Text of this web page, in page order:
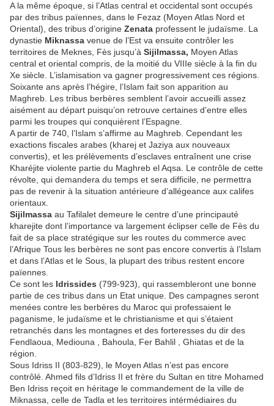
A la même époque, si l’Atlas central et occidental sont occupés
par des tribus païennes, dans le Fezaz (Moyen Atlas Nord et
Oriental), des tribus d’origine Zenata professent le judaïsme. La
dynastie Miknassa venue de l’Est va ensuite contrôler les
territoires de Meknes, Fès jusqu’à Sijilmassa, Moyen Atlas
central et oriental compris, de la moitié du VIIIe siècle à la fin du
Xe siècle. L’islamisation va gagner progressivement ces régions.
Soixante ans après l’hégire, l’Islam fait son apparition au
Maghreb. Les tribus berbères semblent l’avoir accueilli assez
aisément au départ puisqu’on retrouve certaines d’entre elles
parmi les troupes qui conquièrent l’Espagne.
A partir de 740, l’Islam s’affirme au Maghreb. Cependant les
exactions fiscales arabes (kharej et Jaziya aux nouveaux
convertis), et les prélèvements d’esclaves entraînent une crise
Kharéjite violente partie du Maghreb el Aqsa. Le contrôle de cette
révolte, qui demandera du temps et sera difficile, ne permettra
pas de revenir à la situation antérieure d’allégeance aux califes
orientaux.
Sijilmassa au Tafilalet demeure le centre d’une principauté
kharejite dont l’importance va largement éclipser celle de Fès du
fait de sa place stratégique sur les routes du commerce avec
l’Afrique Tous les berbères ne sont pas encore convertis à l’Islam
et dans l’Atlas et le Sous, la plupart des tribus restent encore
païennes.
Ce sont les Idrissides (799-923), qui rassembleront une bonne
partie de ces tribus dans un Etat unique. Des campagnes seront
menées contre les berbères du Maroc qui professaient le
paganisme, le judaïsme et le christianisme et qui s’étaient
retranchés dans les montagnes et des forteresses du dir des
Fendlaoua, Mediouna , Bahoula, Fer Bahlil , Ghiatas et de la
région.
Sous Idriss II (803-829), le Moyen Atlas n’est pas encore
contrôlé. Ahmed fils d’Idriss II et frère du Sultan en titre Mohamed
Ben Idriss reçoit en héritage le commandement de la ville de
Miknassa, celle de Tadla et les territoires intérmédiaires du